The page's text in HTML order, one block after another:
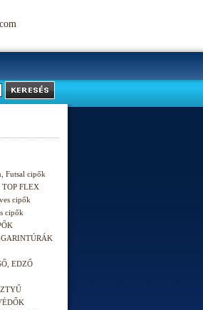
Futsal cipők
TOP FLEX
cipők
cipők
EDZŐ